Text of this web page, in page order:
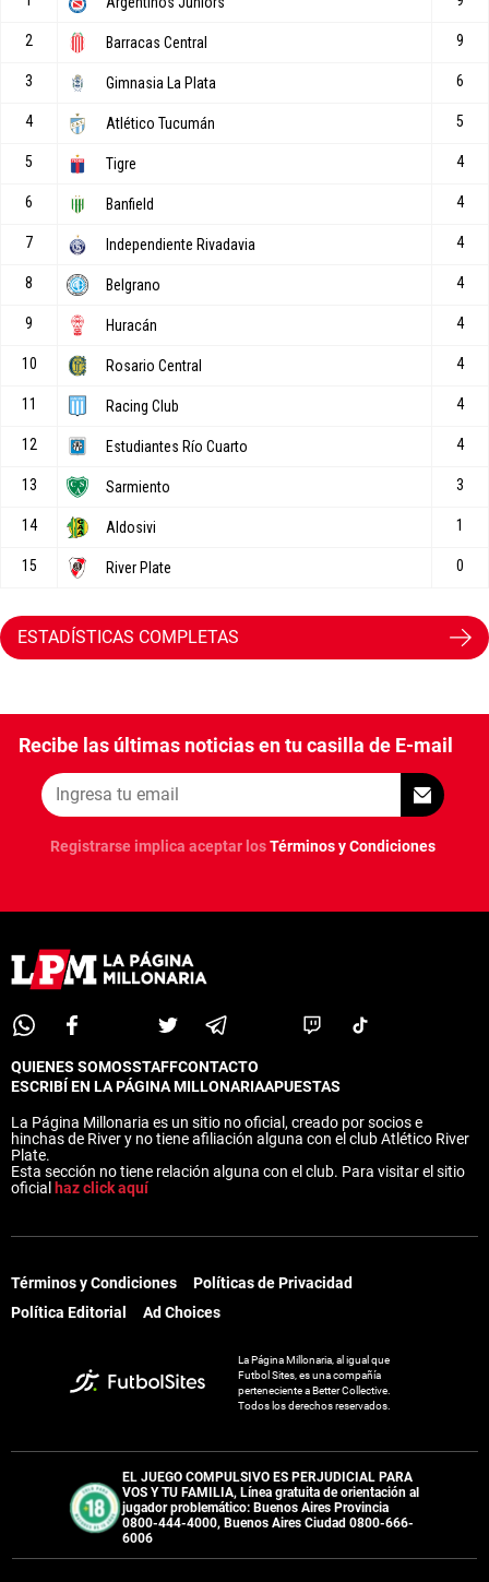
ESTADÍSTICAS COMPLETAS
Recibe las últimas noticias en tu casilla de E-mail
Registrarse implica aceptar losTérminos y Condiciones
QUIENES SOMOSSTAFFCONTACTO
ESCRIBÍ EN LA PÁGINA MILLONARIAAPUESTAS
La Página Millonaria es un sitio no oficial, creado por socios e
hinchas de River y no tiene afiliación alguna con el club Atlético River
Plate.
Esta sección no tiene relación alguna con el club. Para visitar el sitio
oficial haz click aquí
Términos y Condiciones
Políticas de Privacidad
Política Editorial
Ad Choices
La Página Millonaria, al igual que
Futbol Sites, es una compañía
perteneciente a Better Collective.
Todos los derechos reservados.
EL JUEGO COMPULSIVO ES PERJUDICIAL PARA
VOS Y TU FAMILIA, Línea gratuita de orientación al
jugador problemático: Buenos Aires Provincia
0800-444-4000, Buenos Aires Ciudad 0800-666-
6006